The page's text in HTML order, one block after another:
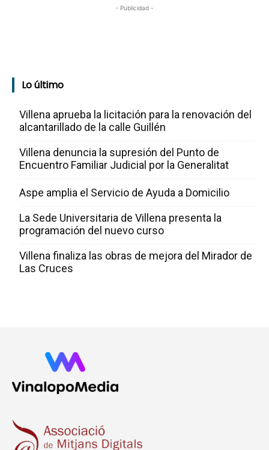
- Publicidad -
Lo último
Villena aprueba la licitación para la renovación del
alcantarillado de la calle Guillén
Villena denuncia la supresión del Punto de
Encuentro Familiar Judicial por la Generalitat
Aspe amplia el Servicio de Ayuda a Domicilio
La Sede Universitaria de Villena presenta la
programación del nuevo curso
Villena finaliza las obras de mejora del Mirador de
Las Cruces